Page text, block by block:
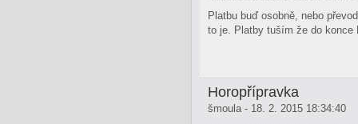
Platbu buď osobně, nebo
to je. Platby tuším že do konce
Horopřípravka
šmoula - 18. 2. 2015 18:34:40